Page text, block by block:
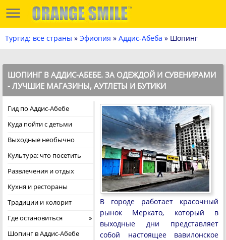
Тургид: все страны » Эфиопия » Аддис-Абеба » Шопинг
ШОПИНГ В АДДИС-АБЕБЕ. ЗА ОДЕЖДОЙ И СУВЕНИРАМИ
- ЛУЧШИЕ МАГАЗИНЫ, АУТЛЕТЫ И БУТИКИ
Гид по Аддис-Абебе
Куда пойти с детьми
Выходные необычно
Культура: что посетить
Развлечения и отдых
Кухня и рестораны
Традиции и колорит
Где остановиться
Шопинг в Аддис-Абебе
В городе работает красочный
рынок Меркато, который в
выходные дни представляет
собой настоящее вавилонское